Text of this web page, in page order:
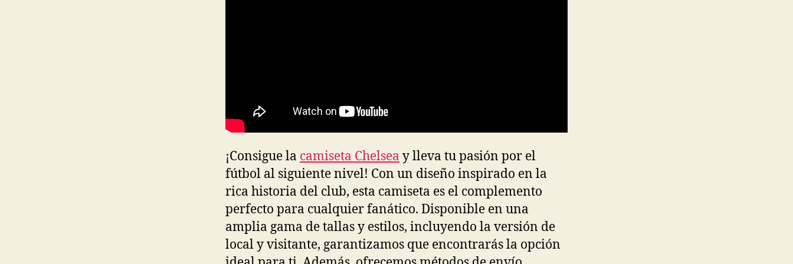
¡Consigue la camiseta Chelsea y lleva tu pasión por el
fútbol al siguiente nivel! Con un diseño inspirado en la
rica historia del club, esta camiseta es el complemento
perfecto para cualquier fanático. Disponible en una
amplia gama de tallas y estilos, incluyendo la versión de
local y visitante, garantizamos que encontrarás la opción